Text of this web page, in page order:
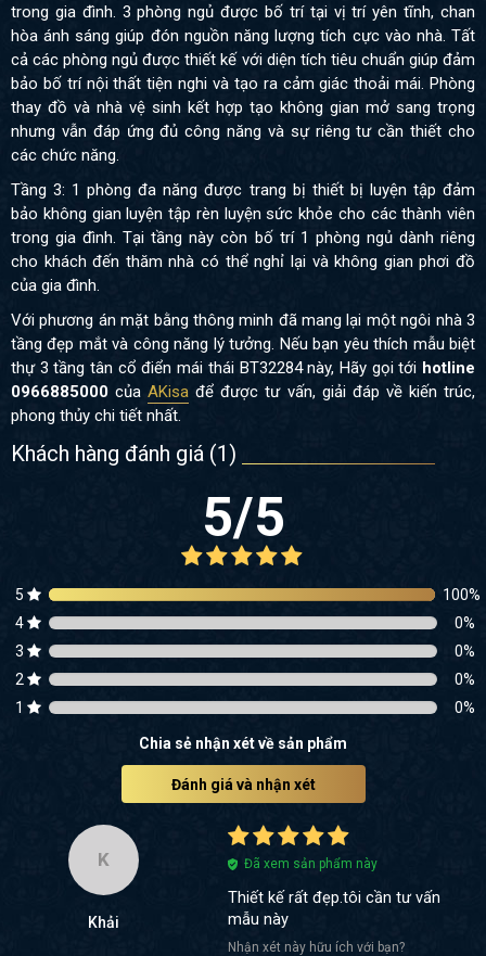
trong gia đình. 3 phòng ngủ được bố trí tại vị trí yên tĩnh, chan
hòa ánh sáng giúp đón nguồn năng lượng tích cực vào nhà. Tất
cả các phòng ngủ được thiết kế với diện tích tiêu chuẩn giúp đảm
bảo bố trí nội thất tiện nghi và tạo ra cảm giác thoải mái. Phòng
thay đồ và nhà vệ sinh kết hợp tạo không gian mở sang trọng
nhưng vẫn đáp ứng đủ công năng và sự riêng tư cần thiết cho
các chức năng.
Tầng 3: 1 phòng đa năng được trang bị thiết bị luyện tập đảm
bảo không gian luyện tập rèn luyện sức khỏe cho các thành viên
trong gia đình. Tại tầng này còn bố trí 1 phòng ngủ dành riêng
cho khách đến thăm nhà có thể nghỉ lại và không gian phơi đồ
của gia đình.
Với phương án mặt bằng thông minh đã mang lại một ngôi nhà 3
tầng đẹp mắt và công năng lý tưởng. Nếu bạn yêu thích mẫu biệt
thự 3 tầng tân cổ điển mái thái BT32284 này, Hãy gọi tới hotline
0966885000 củaAKisa để được tư vấn, giải đáp về kiến trúc,
phong thủy chi tiết nhất.
Khách hàng đánh giá (1)
5/5
5 100%
4
0%
3
0%
2
0%
1
0%
Chia sẻ nhận xét về sản phẩm
Đánh giá và nhận xét
K
Khải
Đã xem sản phẩm này
Thiết kế rất đẹp.tôi cần tư vấn
mẫu này
Nhận xét này hữu ích với bạn?